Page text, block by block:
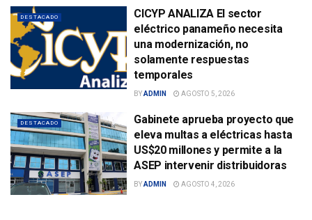
DESTACADO
CICYP ANALIZA El sector
eléctrico panameño necesita
una modernización, no
solamente respuestas
temporales
BYADMIN AGOSTO 5, 2026
DESTACADO
Gabinete aprueba proyecto que
eleva multas a eléctricas hasta
US$20 millones y permite a la
ASEP intervenir distribuidoras
BYADMIN AGOSTO 4, 2026